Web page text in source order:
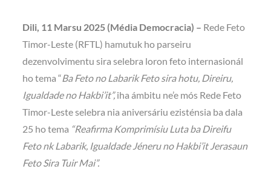
Dili, 11 Marsu 2025 (Média Democracia) – Rede Feto
Timor-Leste (RFTL) hamutuk ho parseiru
dezenvolvimentu sira selebra loron feto internasionál
ho tema “Ba Feto no Labarik Feto sira hotu, Direiru,
Igualdade no Hakbi’it”,iha ámbitu ne’e mós Rede Feto
Timor-Leste selebra nia aniversáriu ezisténsia ba dala
25 ho tema “Reafirma Komprimísiu Luta ba Direifu
Feto nk Labarik, Igualdade Jéneru no Hakbi’it Jerasaun
Feto Sira Tuir Mai”.